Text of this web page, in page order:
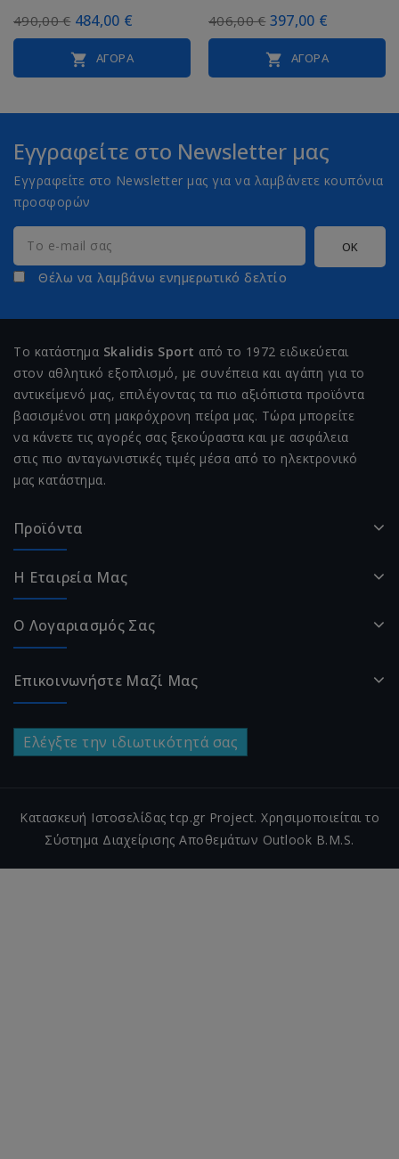
490,00 € 484,00 €
 ΑΓΟΡΆ
406,00 € 397,00 €
 ΑΓΟΡΆ
Εγγραφείτε στο Newsletter μας
Εγγραφείτε στο Newsletter μας για να λαμβάνετε κουπόνια
προσφορών
Θέλω να λαμβάνω ενημερωτικό δελτίο
Το κατάστημα Skalidis Sport από το 1972 ειδικεύεται
στον αθλητικό εξοπλισμό, με συνέπεια και αγάπη για το
αντικείμενό μας, επιλέγοντας τα πιο αξιόπιστα προϊόντα
βασισμένοι στη μακρόχρονη πείρα μας. Τώρα μπορείτε
να κάνετε τις αγορές σας ξεκούραστα και με ασφάλεια
στις πιο ανταγωνιστικές τιμές μέσα από το ηλεκτρονικό
μας κατάστημα.
Προϊόντα
Η Εταιρεία Μας
Ο Λογαριασμός Σας
Επικοινωνήστε Μαζί Μας
Ελέγξτε την ιδιωτικότητά σας
Κατασκευή Ιστοσελίδας tcp.gr Project. Χρησιμοποιείται το
Σύστημα Διαχείρισης Αποθεμάτων Outlook B.M.S.